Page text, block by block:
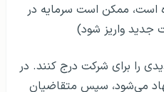
است، ممکن است سرمایه در
جدید واریز شود)
را برای شرکت درج کنند. در
می‌شود، سپس متقاضیان